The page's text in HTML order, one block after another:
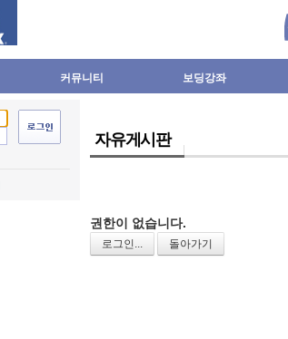
커뮤니티 보딩강좌
자유게시판
권한이 없습니다.
로그인... 돌아가기